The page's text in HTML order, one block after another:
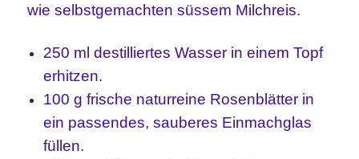
wie selbstgemachten süssem Milchreis.
250 ml destilliertes Wasser in einem Topf
erhitzen.
100 g frische naturreine Rosenblätter in
ein passendes, sauberes Einmachglas
füllen.